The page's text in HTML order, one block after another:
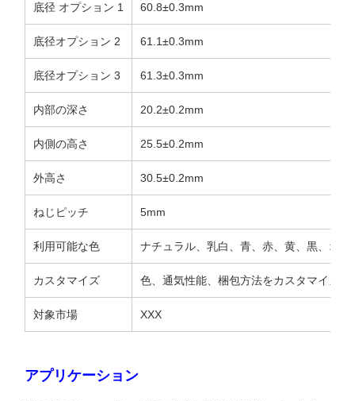
底径 オプション 1 60.8±0.3mm
底径オプション 2 61.1±0.3mm
底径オプション 3 61.3±0.3mm
内部の深さ 20.2±0.2mm
内側の高さ 25.5±0.2mm
外高さ 30.5±0.2mm
ねじピッチ 5mm
利用可能な色 ナチュラル、乳白、青、赤、黄、黒、オレ
カスタマイズ 色、通気性能、梱包方法をカスタマイズ可
対象市場 XXX
アプリケーション